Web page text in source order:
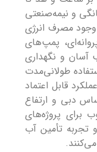
و نیمه‌صنعتی
وجود مصرف انرژی
پمپ‌های
آسان و نگهداری
طولانی‌مدت
قابل اعتماد
دبی و ارتفاع
برای پروژه‌های
تجربه تأمین آب